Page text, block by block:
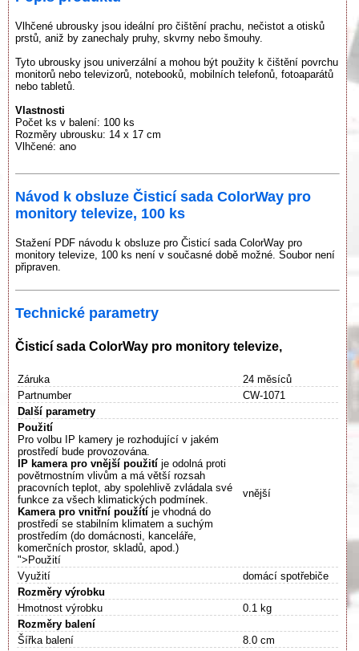
Vlhčené ubrousky jsou ideální pro čištění prachu, nečistot a otisků
prstů, aniž by zanechaly pruhy, skvrny nebo šmouhy.
Tyto ubrousky jsou univerzální a mohou být použity k čištění povrchu
monitorů nebo televizorů, notebooků, mobilních telefonů, fotoaparátů
nebo tabletů.
Vlastnosti
Počet ks v balení: 100 ks
Rozměry ubrousku: 14 x 17 cm
Vlhčené: ano
Návod k obsluze Čisticí sada ColorWay pro
monitory televize, 100 ks
Stažení PDF návodu k obsluze pro Čisticí sada ColorWay pro
monitory televize, 100 ks není v současné době možné. Soubor není
připraven.
Technické parametry
Čisticí sada ColorWay pro monitory televize,
Záruka
24 měsíců
Partnumber
CW-1071
Další parametry
Použití
Pro volbu IP kamery je rozhodující v jakém
prostředí bude provozována.
IP kamera pro vnější použití je odolná proti
povětrnostním vlivům a má větší rozsah
pracovních teplot, aby spolehlivě zvládala své
funkce za všech klimatických podmínek.
Kamera pro vnitřní použítí je vhodná do
prostředí se stabilním klimatem a suchým
prostředím (do domácnosti, kanceláře,
komerčních prostor, skladů, apod.)
">Použití
vnější
Využití
domácí spotřebiče
Rozměry výrobku
Hmotnost výrobku
0.1 kg
Rozměry balení
Šířka balení
8.0 cm